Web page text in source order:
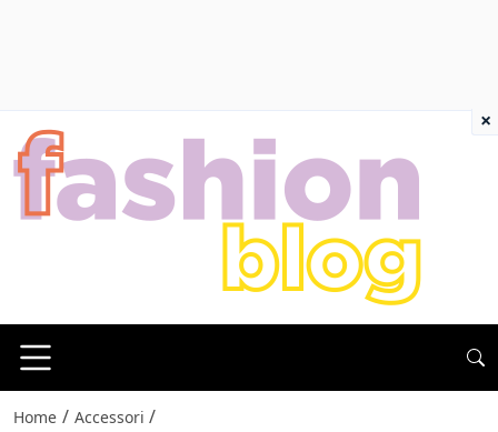
Home / Accessori /
×